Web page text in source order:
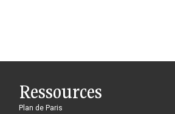
Ressources
Plan de Paris